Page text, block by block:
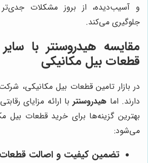
و آسیب‌دیده، از بروز مشکلات
جلوگیری می‌کند.
مقایسه هیدروسنتر با
قطعات بیل مکانیکی
در بازار تامین قطعات بیل مکانیکی،
دارند. اما هیدروسنتر با ارائه مزایای
بهترین گزینه‌ها برای خرید قطعات بیل
می‌شود:
تضمین کیفیت و اصالت قطعات